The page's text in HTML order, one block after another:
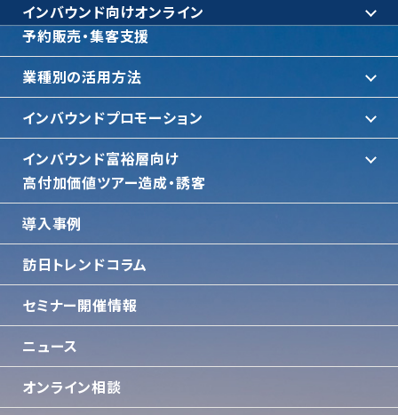
インバウンド向けオンライン
予約販売・集客支援
業種別の活用方法
インバウンドプロモーション
インバウンド富裕層向け
⾼付加価値ツアー造成・誘客
導入事例
訪日トレンドコラム
セミナー開催情報
ニュース
オンライン相談